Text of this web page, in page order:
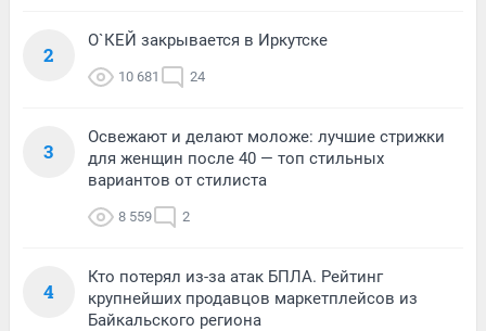
2
О`КЕЙ закрывается в Иркутске
10 681 24
3
Освежают и делают моложе: лучшие стрижки
для женщин после 40 — топ стильных
вариантов от стилиста
8 559 2
4
Кто потерял из-за атак БПЛА. Рейтинг
крупнейших продавцов маркетплейсов из
Байкальского региона